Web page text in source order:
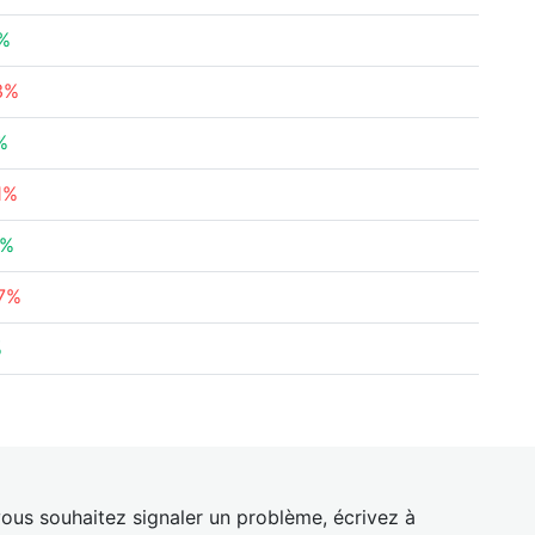
souhaitez signaler un problème, écrivez à